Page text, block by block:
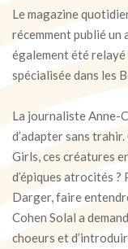
Le magazine
récemment publié un
également été relayé
spécialisée dans les
La journaliste Anne-
d’adapter sans
Girls, ces créatures
d’épiques atrocités ?
Darger, faire
Cohen Solal a
choeurs et